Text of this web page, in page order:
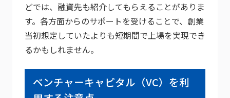
どでは、融資先も紹介してもらえることがありま
す。各方面からのサポートを受けることで、創業
当初想定していたよりも短期間で上場を実現でき
るかもしれません。
ベンチャーキャピタル（VC）を利